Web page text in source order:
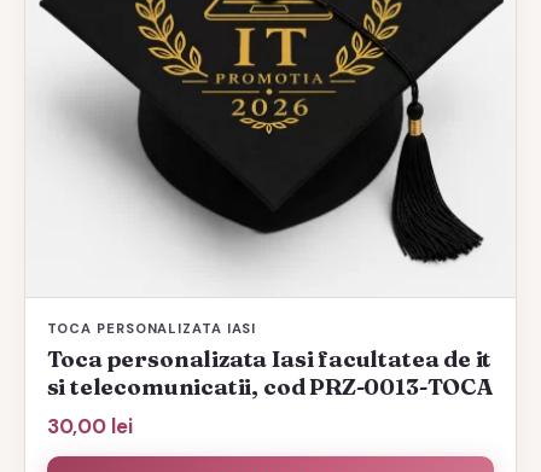
TOCA PERSONALIZATA IASI
Toca personalizata Iasi facultatea de it
si telecomunicatii, cod PRZ-0013-TOCA
30,00 lei